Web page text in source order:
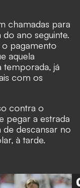
chamadas para
ano seguinte.
pagamento
aquela
temporada, já
com os
contra o
pegar a estrada
de descansar no
à tarde.